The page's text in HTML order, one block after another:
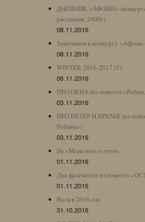
ДНЕВНИК «АФОНИ» (конкурса
рассказов, 2000г)
08.11.2016
Замечания к конкурсу «Афоня»
08.11.2016
WINTER 2016-2017 (5)
06.11.2016
ПРО ОКНА (из повести
03.11.2016
ПРО ВЕТЕР И ВРЕМЯ (из
Робина»)
03.11.2016
Из «Монолога о пути»
01.11.2016
Два фрагмента из повести
01.11.2016
Вася в 2016-ом
31.10.2016